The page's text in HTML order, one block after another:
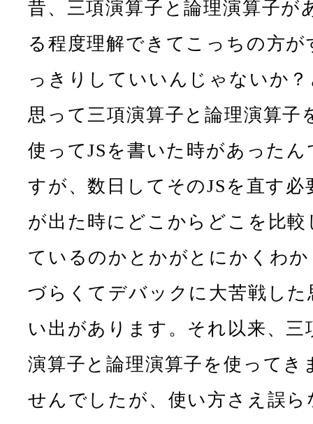
昔、三項演算子と論理演算子が
る程度理解できてこっちの方が
っきりしていいんじゃないか？
思って三項演算子と論理演算子
使ってJSを書いた時があったん
すが、数日してそのJSを直す必
が出た時にどこからどこを比較
ているのかとかがとにかくわ
づらくてデバックに大苦戦した
い出があります。それ以来、三
演算子と論理演算子を使ってき
せんでしたが、使い方さえ誤ら